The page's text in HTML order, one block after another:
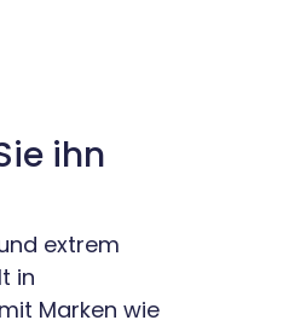
ihn
extrem
in
Marken wie